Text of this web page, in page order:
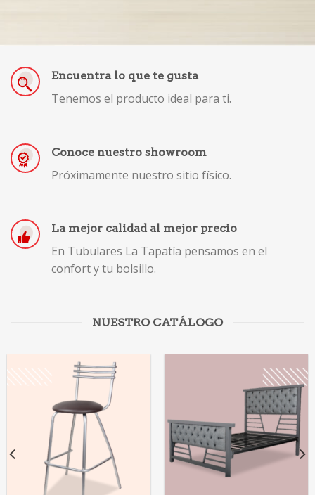
Encuentra lo que te gusta
Tenemos el producto ideal para ti.
Conoce nuestro showroom
Próximamente nuestro sitio físico.
La mejor calidad al mejor precio
En Tubulares La Tapatía pensamos en el
confort y tu bolsillo.
NUESTRO CATÁLOGO